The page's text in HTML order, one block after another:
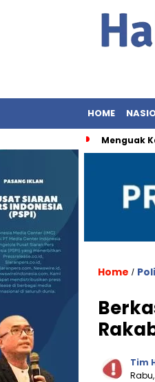
HOME
Menguak
Home /
Tim